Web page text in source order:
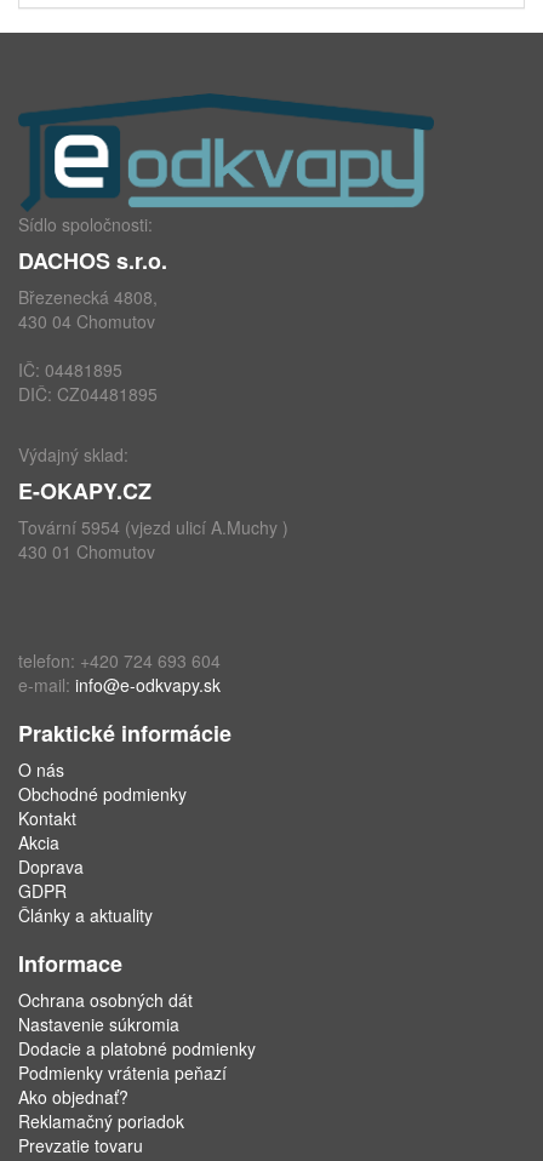
Sídlo spoločnosti:
DACHOS s.r.o.
Březenecká 4808,
430 04 Chomutov
IČ: 04481895
DIČ: CZ04481895
Výdajný sklad:
E-OKAPY.CZ
Tovární 5954 (vjezd ulicí A.Muchy )
430 01 Chomutov
telefon: +420 724 693 604
e-mail: info@e-odkvapy.sk
Praktické informácie
O nás
Obchodné podmienky
Kontakt
Akcia
Doprava
GDPR
Články a aktuality
Informace
Ochrana osobných dát
Nastavenie súkromia
Dodacie a platobné podmienky
Podmienky vrátenia peňazí
Ako objednať?
Reklamačný poriadok
Prevzatie tovaru